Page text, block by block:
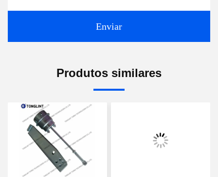
Enviar
Produtos similares